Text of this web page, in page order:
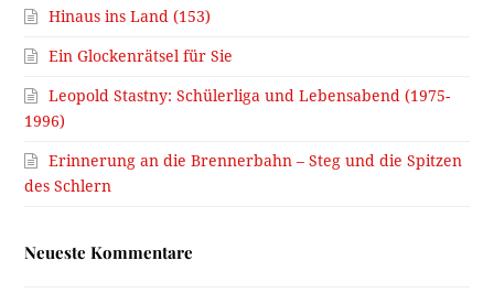
Hinaus ins Land (153)
Ein Glockenrätsel für Sie
Leopold Stastny: Schülerliga und Lebensabend (1975-
1996)
Erinnerung an die Brennerbahn – Steg und die Spitzen
des Schlern
Neueste Kommentare